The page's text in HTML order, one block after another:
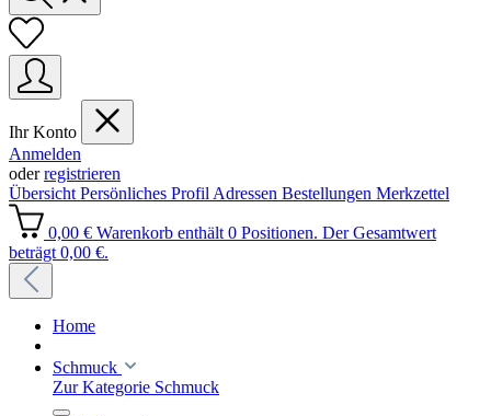
Ihr Konto
Anmelden
oderregistrieren
Übersicht Persönliches Profil Adressen Bestellungen Merkzettel
0,00 € Warenkorb enthält 0 Positionen. Der Gesamtwert
beträgt 0,00 €.
Home
Schmuck
Zur Kategorie Schmuck